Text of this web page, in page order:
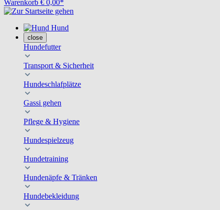
Warenkorb € 0,00*
Hund
close
Hundefutter
Transport & Sicherheit
Hundeschlafplätze
Gassi gehen
Pflege & Hygiene
Hundespielzeug
Hundetraining
Hundenäpfe & Tränken
Hundebekleidung